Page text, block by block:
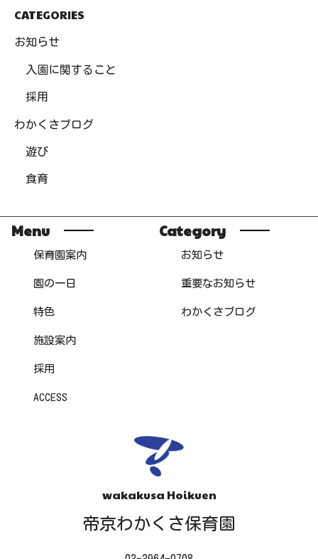
CATEGORIES
お知らせ
入園に関すること
採用
わかくさブログ
遊び
食育
Menu
保育園案内
園の一日
特色
施設案内
採用
ACCESS
Category
お知らせ
重要なお知らせ
わかくさブログ
wakakusa Hoikuen
帝京わかくさ保育園